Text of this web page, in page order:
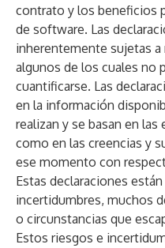
contrato y los beneficios
de software. Las
inherentemente sujetas
algunos de los cuales no
cuantificarse. Las
en la información
realizan y se basan en
como en las creencias y
ese momento con
Estas declaraciones
incertidumbres, muchos
o circunstancias que
Estos riesgos e